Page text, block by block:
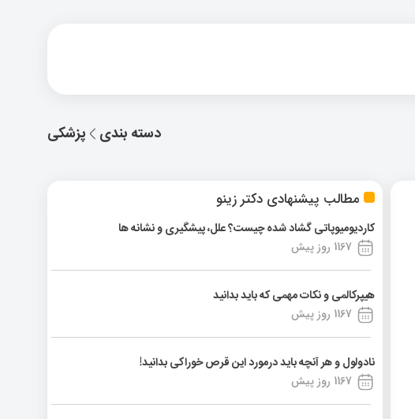
پزشکی دسته بندی
مطالب پیشنهادی دکتر زینو
کاردیومیوپاتی گشاد شده چیست؟ علل، پیشگیری و نشانه ها
1167 روز پیش
هیپرکالمی و نکات مهمی که باید بدانید
1167 روز پیش
نادولول و هر آنچه باید درمورد این قرص خوراکی بدانید!
1167 روز پیش